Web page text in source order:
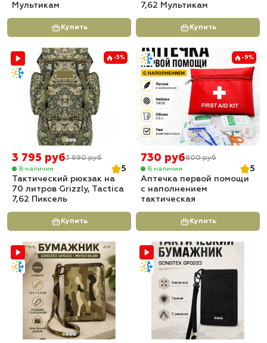
Мультикам
Купить
7,62 Мультикам
Купить
-5%
3 795 руб3 990 руб
В наличии
5
Тактический рюкзак на
70 литров Grizzly, Tactica
7,62 Пиксель
Купить
-9%
730 руб800 руб
В наличии
5
Аптечка первой помощи
с наполнением
тактическая
Купить